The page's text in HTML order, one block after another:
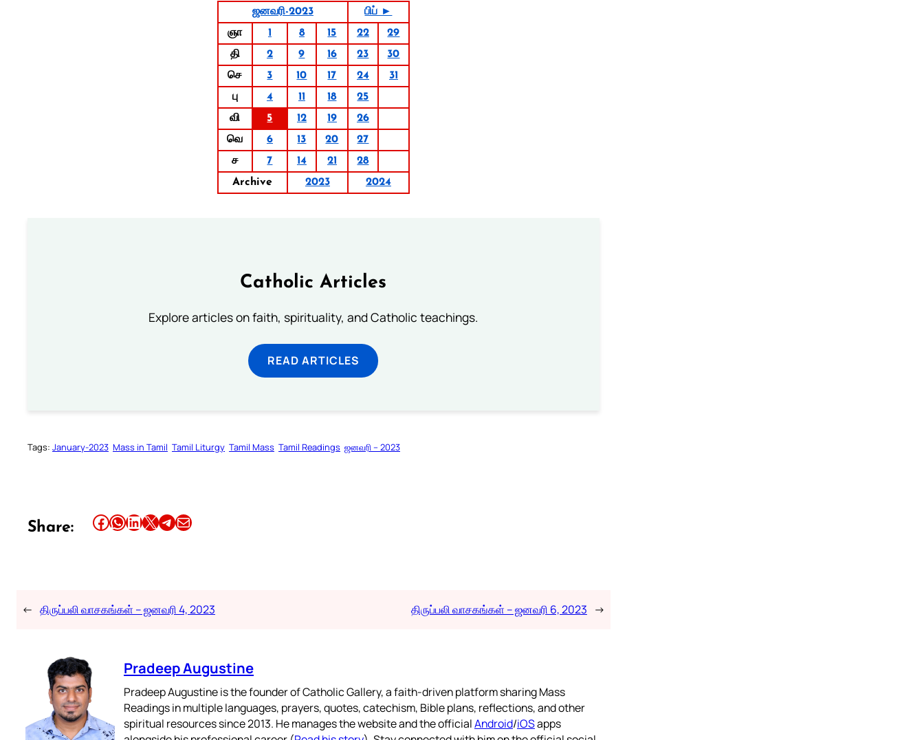
ஜனவரி-2023
பிப் ►
ஞா
1 8 15 22
29
தி
2 9 16 23
30
செ
3 10 17 24
31
பு
4 11 18
25
வி
5 12 19
26
வெ
6 13 20
27
ச
7 14 21
28
Archive
2023 2024
Catholic Articles
Explore articles on faith, spirituality, and Catholic teachings.
READ ARTICLES
Tags: January-2023 Mass in Tamil Tamil Liturgy Tamil Mass Tamil Readings ஜனவரி – 2023
Share: Share this article on Facebook Share this article on WhatsApp Share this article on LinkedIn Share this article on X Share this article on TelegramEmail this Article
← திருப்பலி வாசகங்கள் – ஜனவரி 4, 2023 திருப்பலி வாசகங்கள் – ஜனவரி 6, 2023 →
Pradeep Augustine
Pradeep Augustine is the founder of Catholic Gallery, a faith-driven platform sharing Mass
Readings in multiple languages, prayers, quotes, catechism, Bible plans, reflections, and other
spiritual resources since 2013. He manages the website and the officialAndroid/iOSapps